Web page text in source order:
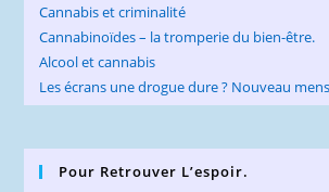
Cannabis et criminalité
Cannabinoïdes – la tromperie du bien-être.
Alcool et cannabis
Les écrans une drogue dure ? Nouveau
Pour Retrouver L’espoir.